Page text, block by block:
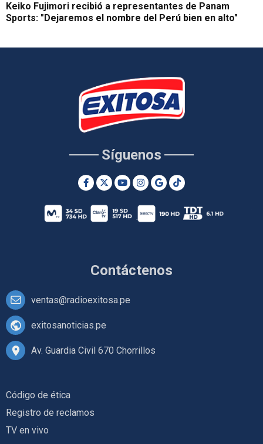
Keiko Fujimori recibió a representantes de Panam
Sports: "Dejaremos el nombre del Perú bien en alto"
Contáctenos
ventas@radioexitosa.pe
exitosanoticias.pe
Av. Guardia Civil 670 Chorrillos
Síguenos
Código de ética
Registro de reclamos
TV en vivo